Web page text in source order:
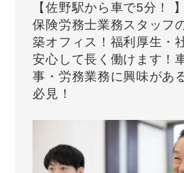
【佐野駅から車で5分！
保険労務士業務スタッフ
築オフィス！福利厚生・
安心して長く働けます！
事・労務業務に興味があ
必見！